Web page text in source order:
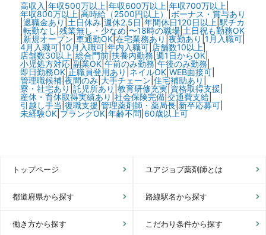
高収入 年収500万以上 年収600万以上 年収700万以上
年収800万以上 高時給（2500円以上）| ボーナス・賞与あり
退職金あり 土日休み| 週休2.5日 年間休日120日以上 駅チカ
|転勤なし 残業無し・少なめ 〜18時の職場| 土日祝も勤務OK
|新規オープン 車通勤OK|在宅業務あり 夜勤あり 1月入職可|
4月入職可| 10月入職可| 年内入職可| 店舗数10以上|
店舗数30以上 総合門前| 扶養内勤務 週1日からOK|
小児処方対応| 副業OK| 午前のみ勤務| 午後のみ勤務|
即日勤務OK| 正職員登用あり ネイルOK| WEB面接可|
管理職候補| 夜間のみ| 大手チェーン 住宅補助あり
寮・社宅あり 託児所あり 教育研修充実| 資格取得支援
産休・育休取得実績あり 社会保険完備| 交通費支給|
引越し手当 復職支援 |管理薬剤師・薬局長| 新卒応募可|
未経験OK| ブランクOK| 年齢不問 60歳以上可
トップページ ユアジョブ薬剤師とは
都道府県から探す 路線駅名から探す
働き方から探す こだわり条件から探す